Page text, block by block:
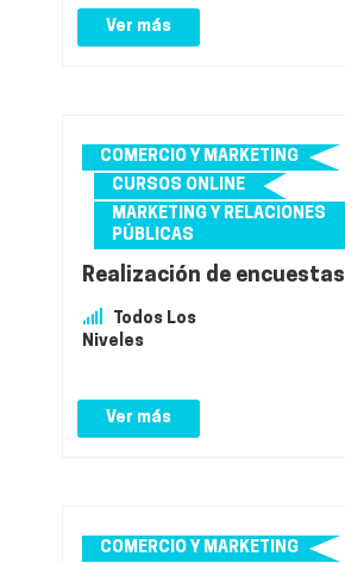
Ver más
COMERCIO Y MARKETING
CURSOS ONLINE
MARKETING Y RELACIONES
PÚBLICAS
Realización de encuestas
Todos Los
Niveles
Ver más
COMERCIO Y MARKETING